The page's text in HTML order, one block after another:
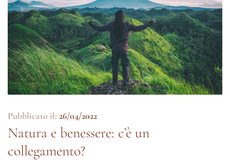
Pubblicato il: 26/04/2022
Natura e benessere: c’è un
collegamento?